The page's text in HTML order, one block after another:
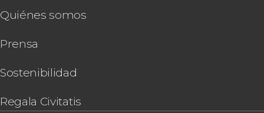
Quiénes somos
Prensa
Sostenibilidad
Regala Civitatis